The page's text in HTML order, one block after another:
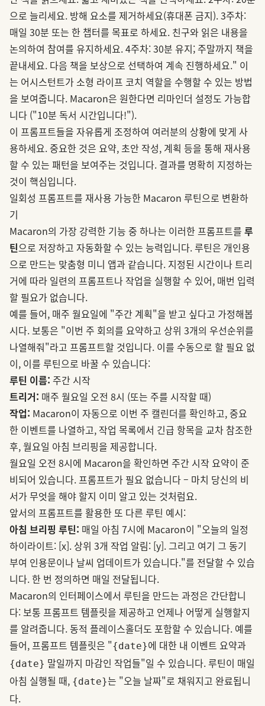
으로 늘리세요. 방해 요소를 제거하세요(휴대폰 금지). 3주차:
매일 30분 또는 한 챕터를 목표로 하세요. 친구와 읽은 내용을
논의하여 참여를 유지하세요. 4주차: 30분 유지; 주말까지 책을
끝내세요. 다음 책을 보상으로 선택하여 계속 진행하세요." 이
는 어시스턴트가 소형 라이프 코치 역할을 수행할 수 있는 방법
을 보여줍니다. Macaron은 원한다면 리마인더 설정도 가능합
니다 ("10분 독서 시간입니다!").
이 프롬프트들을 자유롭게 조정하여 여러분의 상황에 맞게 사
용하세요. 중요한 것은 요약, 초안 작성, 계획 등을 통해 재사용
할 수 있는 패턴을 보여주는 것입니다. 결과를 명확히 지정하는
것이 핵심입니다.
일회성 프롬프트를 재사용 가능한 Macaron 루틴으로 변환하
기
Macaron의 가장 강력한 기능 중 하나는 이러한 프롬프트를 루
틴으로 저장하고 자동화할 수 있는 능력입니다. 루틴은 개인용
으로 만드는 맞춤형 미니 앱과 같습니다. 지정된 시간이나 트리
거에 따라 일련의 프롬프트나 작업을 실행할 수 있어, 매번 입력
할 필요가 없습니다.
예를 들어, 매주 월요일에 "주간 계획"을 받고 싶다고 가정해봅
시다. 보통은 "이번 주 회의를 요약하고 상위 3개의 우선순위를
나열해줘"라고 프롬프트할 것입니다. 이를 수동으로 할 필요 없
이, 이를 루틴으로 바꿀 수 있습니다:
루틴 이름: 주간 시작
트리거: 매주 월요일 오전 8시 (또는 주를 시작할 때)
작업: Macaron이 자동으로 이번 주 캘린더를 확인하고, 중요
한 이벤트를 나열하고, 작업 목록에서 긴급 항목을 교차 참조한
후, 월요일 아침 브리핑을 제공합니다.
월요일 오전 8시에 Macaron을 확인하면 주간 시작 요약이 준
비되어 있습니다. 프롬프트가 필요 없습니다 – 마치 당신의 비
서가 무엇을 해야 할지 이미 알고 있는 것처럼요.
앞서의 프롬프트를 활용한 또 다른 루틴 예시:
아침 브리핑 루틴: 매일 아침 7시에 Macaron이 "오늘의 일정
하이라이트: [x]. 상위 3개 작업 알림: [y]. 그리고 여기 그 동기
부여 인용문이나 날씨 업데이트가 있습니다."를 전달할 수 있습
니다. 한 번 정의하면 매일 전달됩니다.
Macaron의 인터페이스에서 루틴을 만드는 과정은 간단합니
다: 보통 프롬프트 템플릿을 제공하고 언제나 어떻게 실행할지
를 알려줍니다. 동적 플레이스홀더도 포함할 수 있습니다. 예를
들어, 프롬프트 템플릿은 "{date}에 대한 내 이벤트 요약과
{date} 말일까지 마감인 작업들"일 수 있습니다. 루틴이 매일
아침 실행될 때, {date}는 "오늘 날짜"로 채워지고 완료됩니
다.